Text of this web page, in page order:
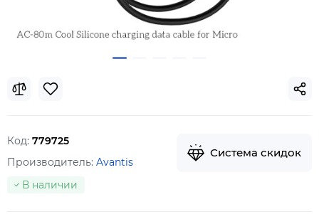
Код: 779725
Производитель: Avantis
В наличии
Система скидок